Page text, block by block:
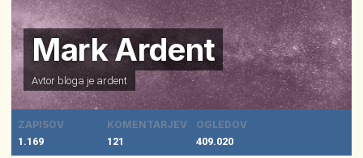
Mark Ardent
Avtor bloga je ardent
ZAPISOV
1.169
KOMENTARJEV
121
OGLEDOV
409.020